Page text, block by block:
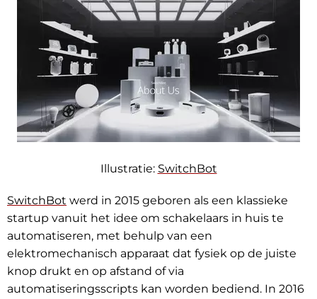
Illustratie: SwitchBot
SwitchBot werd in 2015 geboren als een klassieke
startup vanuit het idee om schakelaars in huis te
automatiseren, met behulp van een
elektromechanisch apparaat dat fysiek op de juiste
knop drukt en op afstand of via
automatiseringsscripts kan worden bediend. In 2016